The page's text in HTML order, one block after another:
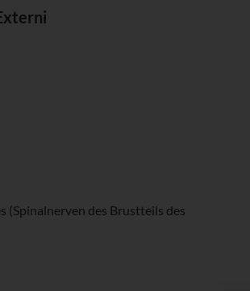
(Spinalnerven des Brustteils des